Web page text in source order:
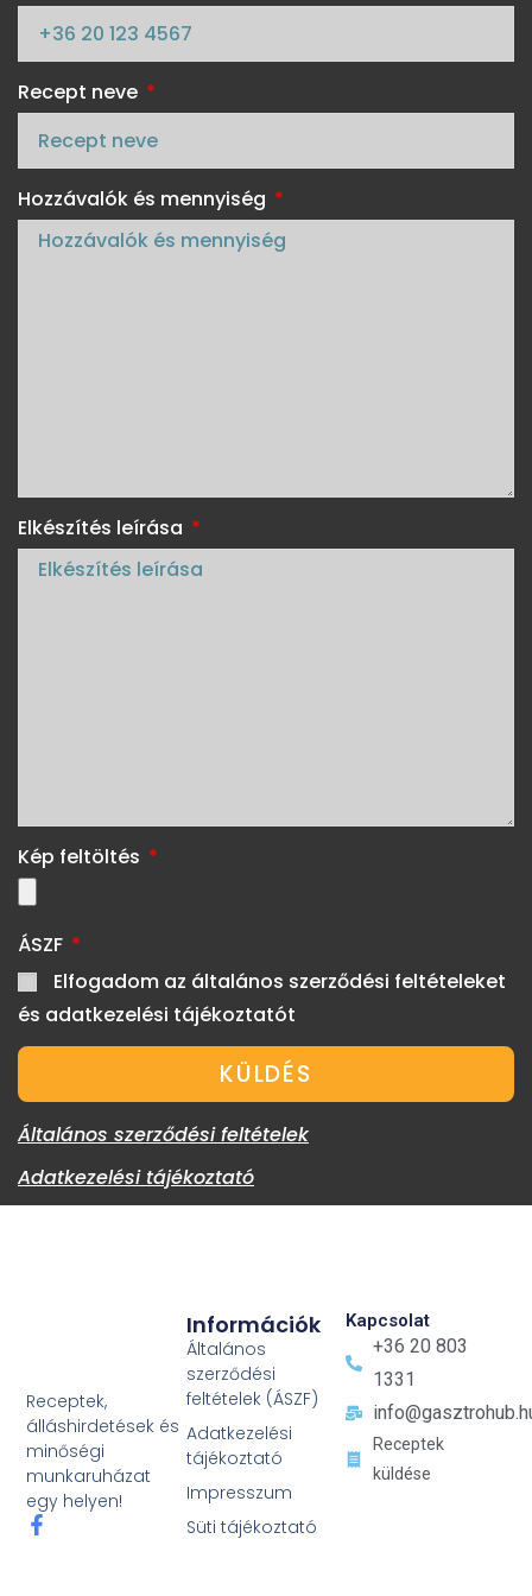
Recept neve
Hozzávalók és mennyiség
Elkészítés leírása
Kép feltöltés
ÁSZF
Elfogadom az általános szerződési feltételeket
és adatkezelési tájékoztatót
KÜLDÉS
Általános szerződési feltételek
Adatkezelési tájékoztató
Receptek,
álláshirdetések és
minőségi
munkaruházat
egy helyen!
Információk
Általános
szerződési
feltételek (ÁSZF)
Adatkezelési
tájékoztató
Impresszum
Süti tájékoztató
Kapcsolat
+36 20 803
1331
Receptek
küldése